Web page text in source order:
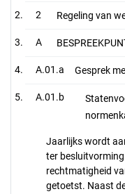
2 Regeling van
A
A.01.a Gesprek
A.01.b
Jaarlijks wordt
ter
rechtmatigheid
getoetst. Naast